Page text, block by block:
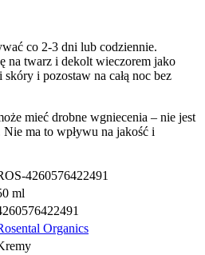
co 2-3 dni lub codziennie.
na twarz i dekolt wieczorem jako
i pozostaw na całą noc bez
mieć drobne wgniecenia – nie jest
ma to wpływu na jakość i
4260576422491
ml
Organics